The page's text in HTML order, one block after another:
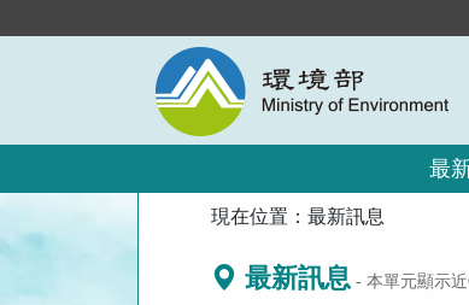
到
最
現在位置：最新訊息
最新訊息 - 本單元顯示近